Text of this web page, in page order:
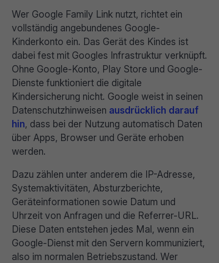
Wer Google Family Link nutzt, richtet ein
vollständig angebundenes Google-
Kinderkonto ein. Das Gerät des Kindes ist
dabei fest mit Googles Infrastruktur verknüpft.
Ohne Google-Konto, Play Store und Google-
Dienste funktioniert die digitale
Kindersicherung nicht. Google weist in seinen
Datenschutzhinweisen ausdrücklich darauf
hin, dass bei der Nutzung automatisch Daten
über Apps, Browser und Geräte erhoben
werden.
Dazu zählen unter anderem die IP-Adresse,
Systemaktivitäten, Absturzberichte,
Geräteinformationen sowie Datum und
Uhrzeit von Anfragen und die Referrer-URL.
Diese Daten entstehen jedes Mal, wenn ein
Google-Dienst mit den Servern kommuniziert,
also im normalen Betriebszustand. Wer